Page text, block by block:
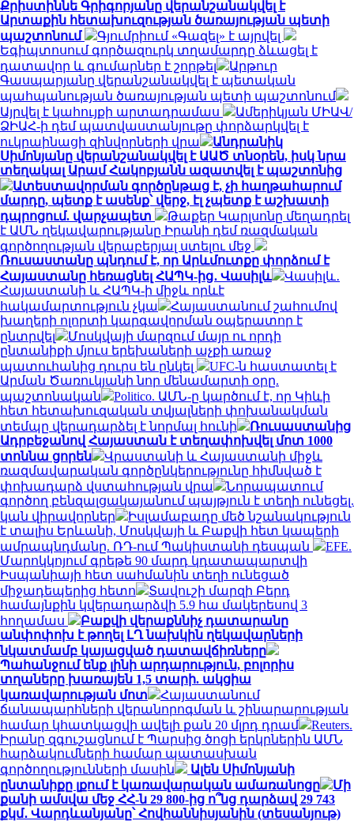
Քրիստիննե Գրիգորյանը վերանշանակվել է
Արտաքին հետախուզության ծառայության պետի
պաշտոնում
Գյումրիում «Գազել» է այրվել
Եգիպտոսում գործազուրկ տղամարդը ձևացել է
դատավոր և գումարներ է շորթել
Արթուր
Գասպարյանը վերանշանակվել է պետական
պահպանության ծառայության պետի պաշտոնում
Այրվել է կահույքի արտադրամաս
Ամերիկյան ՄԻԱՎ/
ՁԻԱՀ-ի դեմ պատվաստանյութը փորձարկվել է
ուկրաինացի զինվորների վրա
Անդրանիկ
Սիմոնյանը վերանշանակվել է ԱԱԾ տնօրեն, իսկ նրա
տեղակալ Արամ Հակոբյանն ազատվել է պաշտոնից
Ատեստավորման գործընթաց է, չի հաղթահարում
մարդը, պետք է ասենք՝ վերջ, էլ չպետք է աշխատի
դպրոցում. վարչապետ
Թաքեր Կարլսոնը մեղադրել
է ԱՄՆ ղեկավարությանը Իրանի դեմ ռազմական
գործողության վերաբերյալ ստելու մեջ
Ռուսաստանը պնդում է, որ Արևմուտքը փորձում է
Հայաստանը հեռացնել ՀԱՊԿ-ից․ Վասիլև
Վասիլև․
Հայաստանի և ՀԱՊԿ-ի միջև որևէ
հակամարտություն չկա
Հայաստանում շահումով
խաղերի ոլորտի կարգավորման օպերատոր է
ընտրվել
Մոսկվայի մարզում մայր ու որդի
ընտանիքի մյուս երեխաների աչքի առաջ
պատուհանից դուրս են ընկել
UFC-ն հաստատել է
Արման Ծառուկյանի նոր մենամարտի օրը.
պաշտոնական
Politico. ԱՄՆ-ը կարծում է, որ Կիևի
հետ հետախուզական տվյալների փոխանակման
տեմպը վերադարձել է նորմալ հունի
Ռուսաստանից
Ադրբեջանով Հայաստան է տեղափոխվել մոտ 1000
տոննա ցորեն
Վրաստանի և Հայաստանի միջև
ռազմավարական գործընկերությունը հիմնված է
փոխադարձ վստահության վրա
Նորապատում
գործող բենզալցակայանում պայթյուն է տեղի ունեցել.
կան վիրավորներ
Իսլամաբադը մեծ նշանակություն
է տալիս Երևանի, Մոսկվայի և Բաքվի հետ կապերի
ամրապնդմանը. ՌԴ-ում Պակիստանի դեսպան
EFE.
Մարոկկոյում գրեթե 90 մարդ կդատապարտվի
Իսպանիայի հետ սահմանին տեղի ունեցած
միջադեպերից հետո
Տավուշի մարզի Բերդ
համայնքին կվերադարձվի 5.9 հա մակերեսով 3
հողամաս
Բաքվի վերաքննիչ դատարանը
անփոփոխ է թողել ԼՂ նախկին ղեկավարների
նկատմամբ կայացված դատավճիռները
Պահանջում ենք լինի արդարություն, բոլորիս
տղաները խառայեն 1,5 տարի. ակցիա
կառավարության մոտ
Հայաստանում
ճանապարհների վերանորոգման և շինարարության
համար կհատկացվի ավելի քան 20 մլրդ դրամ
Reuters.
Իրանը զգուշացնում է Պարսից ծոցի երկրներին ԱՄՆ
հարձակումների համար պատասխան
գործողությունների մասին
Ալեն Սիմոնյանի
ընտանիքը լքում է կառավարական ամառանոցը
Մի
քանի ամսվա մեջ ՀՀ-ն 29 800-ից ո՞նց դարձավ 29 743
քկմ․ Վարդևանյանը՝ Հովհաննիսյանին (տեսանյութ)